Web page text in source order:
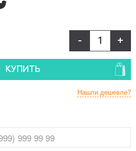
- +
КУПИТЬ
Нашли дешевле?